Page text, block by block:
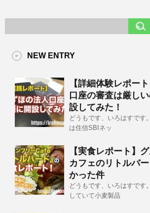
NEW ENTRY
【詳細体験レポー
口座の審査は厳し
設してみた！
どうもです、いろはすです
は住信SBIネッ
【実食レポート】
カフェのリトルバ
かった件
どうもです、いろはすです
していて小麦製品